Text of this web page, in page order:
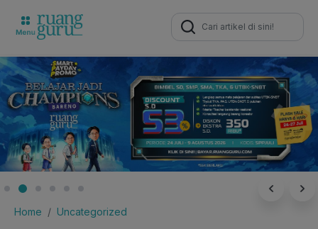
Search
for:
Home Uncategorized